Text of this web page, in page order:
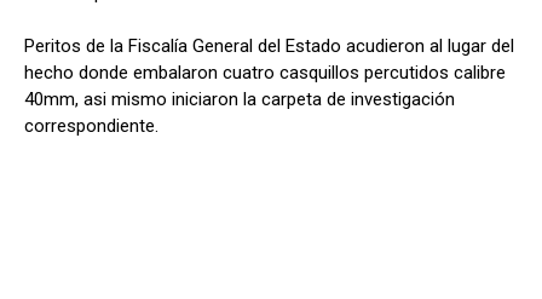
Peritos de la Fiscalía General del Estado acudieron al lugar del
hecho donde embalaron cuatro casquillos percutidos calibre
40mm, asi mismo iniciaron la carpeta de investigación
correspondiente.